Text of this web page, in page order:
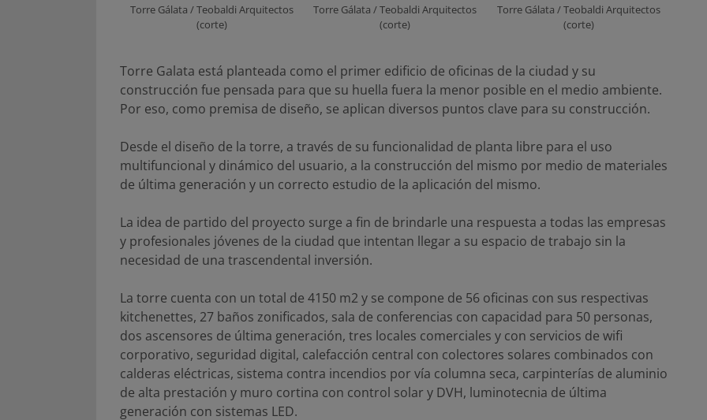
Torre Gálata / Teobaldi Arquitectos
(corte)
Torre Gálata / Teobaldi Arquitectos
(corte)
Torre Gálata / Teobaldi Arquitectos
(corte)
Torre Galata está planteada como el primer edificio de oficinas de la ciudad y su
construcción fue pensada para que su huella fuera la menor posible en el medio ambiente.
Por eso, como premisa de diseño, se aplican diversos puntos clave para su construcción.
Desde el diseño de la torre, a través de su funcionalidad de planta libre para el uso
multifuncional y dinámico del usuario, a la construcción del mismo por medio de materiales
de última generación y un correcto estudio de la aplicación del mismo.
La idea de partido del proyecto surge a fin de brindarle una respuesta a todas las empresas
y profesionales jóvenes de la ciudad que intentan llegar a su espacio de trabajo sin la
necesidad de una trascendental inversión.
La torre cuenta con un total de 4150 m2 y se compone de 56 oficinas con sus respectivas
kitchenettes, 27 baños zonificados, sala de conferencias con capacidad para 50 personas,
dos ascensores de última generación, tres locales comerciales y con servicios de wifi
corporativo, seguridad digital, calefacción central con colectores solares combinados con
calderas eléctricas, sistema contra incendios por vía columna seca, carpinterías de aluminio
de alta prestación y muro cortina con control solar y DVH, luminotecnia de última
generación con sistemas LED.